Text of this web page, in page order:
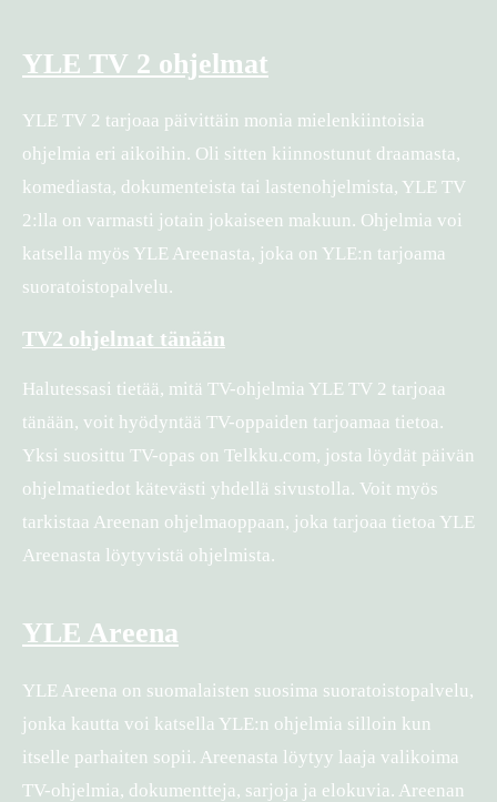
YLE TV 2 ohjelmat
YLE TV 2 tarjoaa päivittäin monia mielenkiintoisia
ohjelmia eri aikoihin. Oli sitten kiinnostunut draamasta,
komediasta, dokumenteista tai lastenohjelmista, YLE TV
2:lla on varmasti jotain jokaiseen makuun. Ohjelmia voi
katsella myös YLE Areenasta, joka on YLE:n tarjoama
suoratoistopalvelu.
TV2 ohjelmat tänään
Halutessasi tietää, mitä TV-ohjelmia YLE TV 2 tarjoaa
tänään, voit hyödyntää TV-oppaiden tarjoamaa tietoa.
Yksi suosittu TV-opas on Telkku.com, josta löydät päivän
ohjelmatiedot kätevästi yhdellä sivustolla. Voit myös
tarkistaa Areenan ohjelmaoppaan, joka tarjoaa tietoa YLE
Areenasta löytyvistä ohjelmista.
YLE Areena
YLE Areena on suomalaisten suosima suoratoistopalvelu,
jonka kautta voi katsella YLE:n ohjelmia silloin kun
itselle parhaiten sopii. Areenasta löytyy laaja valikoima
TV-ohjelmia, dokumentteja, sarjoja ja elokuvia. Areenan